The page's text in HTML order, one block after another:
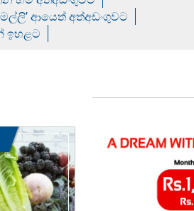
ආයෙත් අත්අඩංගුවට
ඉහළට